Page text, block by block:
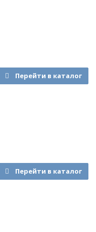
Перейти в каталог
Перейти в каталог